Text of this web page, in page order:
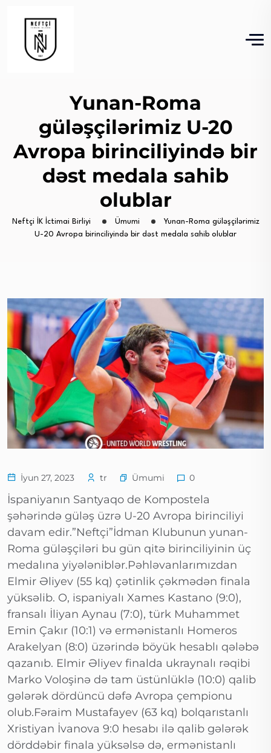
Yunan-Roma
güləşçilərimiz U-20
Avropa birinciliyində bir
dəst medala sahib
olublar
Neftçi İK İctimai Birliyi Ümumi
Yunan-Roma güləşçilərimiz
U-20 Avropa birinciliyində bir dəst medala sahib olublar
İyun 27, 2023 tr Ümumi 0
İspaniyanın Santyaqo de Kompostela
şəhərində güləş üzrə U-20 Avropa birinciliyi
davam edir.”Neftçi”İdman Klubunun yunan-
Roma güləşçiləri bu gün qitə birinciliyinin üç
medalına yiyələniblər.Pəhləvanlarımızdan
Elmir Əliyev (55 kq) çətinlik çəkmədən finala
yüksəlib. O, ispaniyalı Xames Kastano (9:0),
fransalı İliyan Aynau (7:0), türk Muhammet
Emin Çakır (10:1) və ermənistanlı Homeros
Arakelyan (8:0) üzərində böyük hesablı qələbə
qazanıb. Elmir Əliyev finalda ukraynalı rəqibi
Marko Voloşinə də tam üstünlüklə (10:0) qalib
gələrək dördüncü dəfə Avropa çempionu
olub.Fəraim Mustafayev (63 kq) bolqarıstanlı
Xristiyan İvanova 9:0 hesabı ilə qalib gələrək
dörddəbir finala yüksəlsə də, ermənistanlı